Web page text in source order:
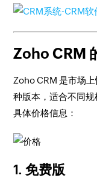
Zoho CRM
Zoho CRM 是市场
种版本，适合不同
具体价格信息：
1.免费版